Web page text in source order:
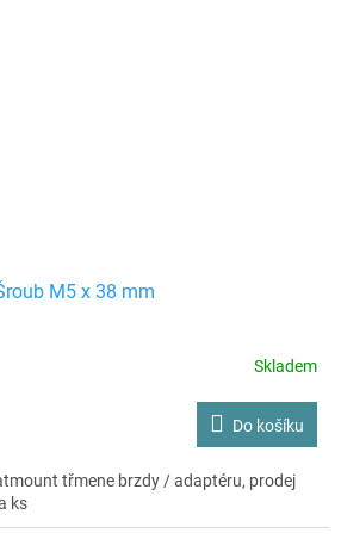
M5 x 38 mm
Skladem
Do košíku
třmene brzdy / adaptéru, prodej
ks